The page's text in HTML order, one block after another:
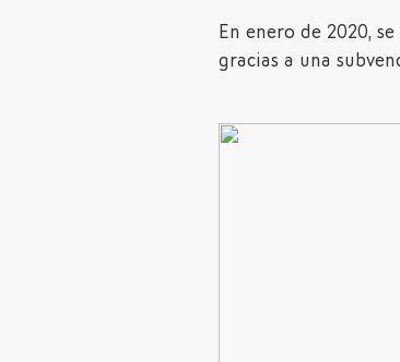
En enero de 2020,
gracias a una